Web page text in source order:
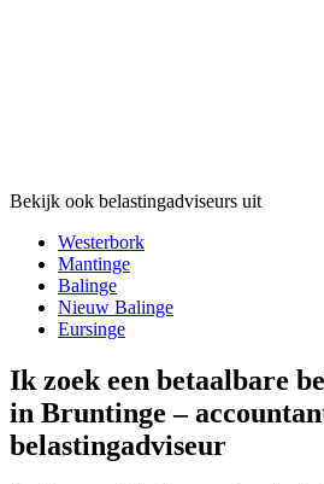
Bekijk ook belastingadviseurs uit
Westerbork
Mantinge
Balinge
Nieuw Balinge
Eursinge
Ik zoek een betaalbare
in Bruntinge –
belastingadviseur